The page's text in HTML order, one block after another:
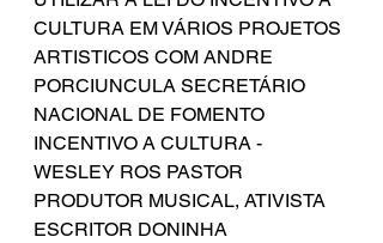
CULTURA EM VÁRIOS PROJETOS
ARTISTICOS COM ANDRE
PORCIUNCULA SECRETÁRIO
NACIONAL DE FOMENTO
INCENTIVO A CULTURA -
WESLEY ROS PASTOR
PRODUTOR MUSICAL, ATIVISTA
ESCRITOR DONINHA